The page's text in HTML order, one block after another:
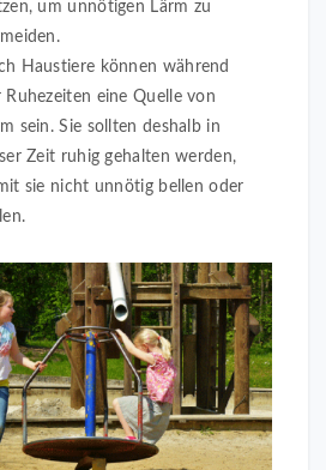
um unnötigen Lärm zu
Haustiere können während
Ruhezeiten eine Quelle von
sein. Sie sollten deshalb in
Zeit ruhig gehalten werden,
sie nicht unnötig bellen oder